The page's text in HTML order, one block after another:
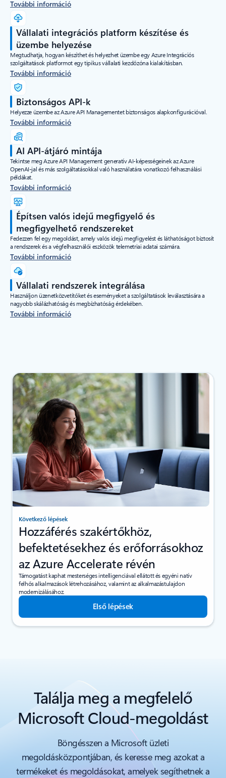
További információ
Vállalati integrációs platform készítése és
üzembe helyezése
Megtudhatja, hogyan készíthet és helyezhet üzembe egy Azure Integrációs
szolgáltatások platformot egy tipikus vállalati kezdőzóna kialakításban.
További információ
Biztonságos API-k
Helyezze üzembe az Azure API Managementet biztonságos alapkonfigurációval.
További információ
AI API-átjáró mintája
Tekintse meg Azure API Management generatív AI-képességeinek az Azure
OpenAI-jal és más szolgáltatásokkal való használatára vonatkozó felhasználási
példákat.
További információ
Építsen valós idejű megfigyelő és
megfigyelhető rendszereket
Fedezzen fel egy megoldást, amely valós idejű megfigyelést és láthatóságot biztosít
a rendszerek és a végfelhasználói eszközök telemetriai adatai számára.
További információ
Vállalati rendszerek integrálása
Használjon üzenetközvetítőket és eseményeket a szolgáltatások leválasztására a
nagyobb skálázhatóság és megbízhatóság érdekében.
További információ
Következő lépések
Hozzáférés szakértőkhöz,
befektetésekhez és erőforrásokhoz
az Azure Accelerate révén
Támogatást kaphat mesterséges intelligenciával ellátott és egyéni natív
felhős alkalmazások létrehozásához, valamint az alkalmazástulajdon
modernizálásához.
Első lépések
Találja meg a megfelelő
Microsoft Cloud-megoldást
Böngésszen a Microsoft üzleti
megoldásközpontjában, és keresse meg azokat a
termékeket és megoldásokat, amelyek segíthetnek a